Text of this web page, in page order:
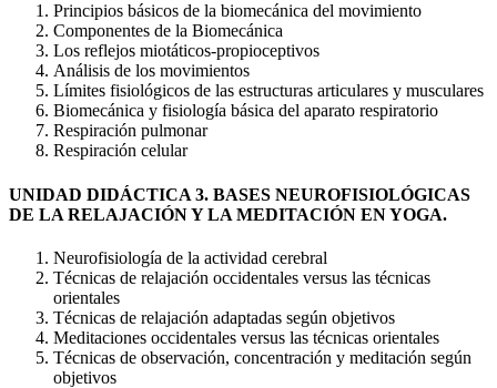
Principios básicos de la biomecánica del movimiento
Componentes de la Biomecánica
Los reflejos miotáticos-propioceptivos
Análisis de los movimientos
Límites fisiológicos de las estructuras articulares y musculares
Biomecánica y fisiología básica del aparato respiratorio
Respiración pulmonar
Respiración celular
UNIDAD DIDÁCTICA 3. BASES NEUROFISIOLÓGICAS
DE LA RELAJACIÓN Y LA MEDITACIÓN EN YOGA.
Neurofisiología de la actividad cerebral
Técnicas de relajación occidentales versus las técnicas
orientales
Técnicas de relajación adaptadas según objetivos
Meditaciones occidentales versus las técnicas orientales
Técnicas de observación, concentración y meditación según
objetivos